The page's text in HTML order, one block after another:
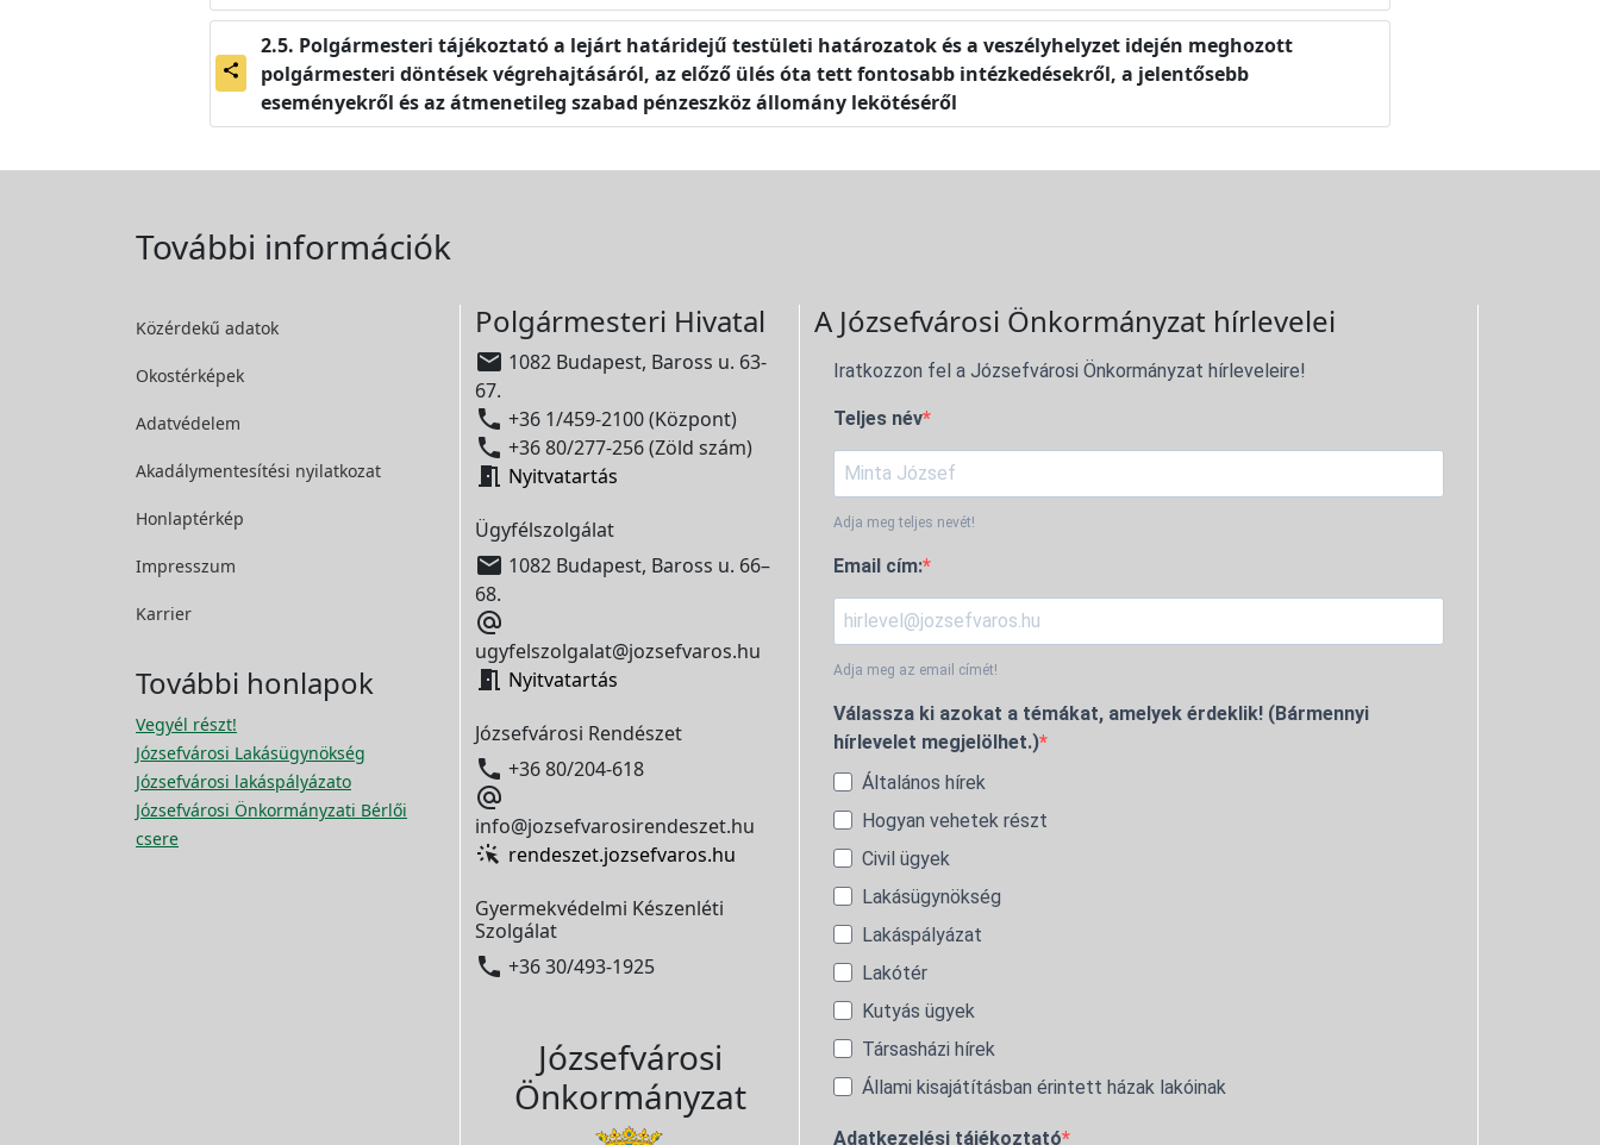
share
Polgármesteri tájékoztató a lejárt határidejű testületi határozatok és a veszélyhelyzet idején meghozott
polgármesteri döntések végrehajtásáról, az előző ülés óta tett fontosabb intézkedésekről, a jelentősebb
eseményekről és az átmenetileg szabad pénzeszköz állomány lekötéséről
További információk
Közérdekű adatok
Okostérképek
Adatvédelem
Akadálymentesítési nyilatkozat
Honlaptérkép
Impresszum
Karrier
További honlapok
Vegyél részt!
Józsefvárosi Lakásügynökség
Józsefvárosi lakáspályázato
Józsefvárosi Önkormányzati Bérlői
csere
Polgármesteri Hivatal
 1082 Budapest, Baross u. 63-
67.
 +36 1/459-2100 (Központ)
 +36 80/277-256 (Zöld szám)
 Nyitvatartás
Ügyfélszolgálat
 1082 Budapest, Baross u. 66–
68.

ugyfelszolgalat@jozsefvaros.hu
 Nyitvatartás
Józsefvárosi Rendészet
 +36 80/204-618

info@jozsefvarosirendeszet.hu
rendeszet.jozsefvaros.hu
Gyermekvédelmi Készenléti
Szolgálat
 +36 30/493-1925
Józsefvárosi
Önkormányzat
A Józsefvárosi Önkormányzat hírlevelei
Iratkozzon fel a Józsefvárosi Önkormányzat hírleveleire!
Teljes név
Adja meg teljes nevét!
Email cím:
Adja meg az email címét!
Válassza ki azokat a témákat, amelyek érdeklik! (Bármennyi
hírlevelet megjelölhet.)
Általános hírek
Hogyan vehetek részt
Civil ügyek
Lakásügynökség
Lakáspályázat
Lakótér
Kutyás ügyek
Társasházi hírek
Állami kisajátításban érintett házak lakóinak
Adatkezelési tájékoztató